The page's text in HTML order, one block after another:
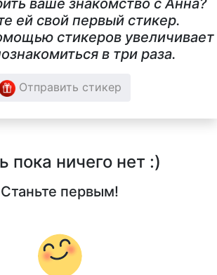
ваше знакомство с Анна?
ей свой первый стикер.
стикеров увеличивает
в три раза.
Отправить стикер
пока ничего нет :)
Станьте первым!